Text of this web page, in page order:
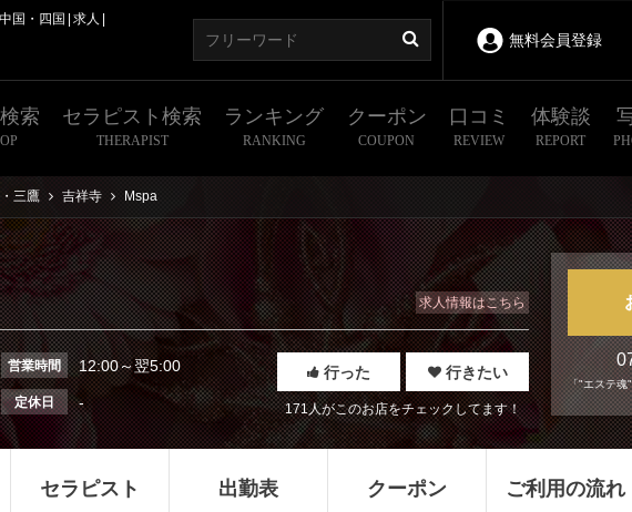
中国・四国 求人
無料会員登録
索 セラピスト検索
THERAPIST
ランキング
RANKING
クーポン
COUPON
口コミ
REVIEW
体験談
REPORT
三鷹 吉祥寺 Mspa
営業時間 12:00～翌5:00
定休日 -
行った 行きたい
171人がこのお店をチェックしてます！
求人情報はこちら
「"エステ魂
セラピスト 出勤表 クーポン ご利用の流れ